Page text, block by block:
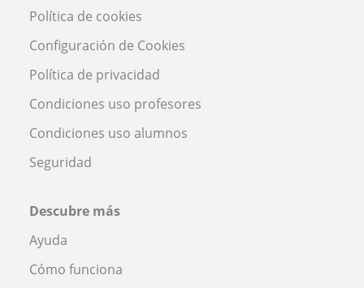
Política de cookies
Configuración de Cookies
Política de privacidad
Condiciones uso profesores
Condiciones uso alumnos
Seguridad
Descubre más
Ayuda
Cómo funciona